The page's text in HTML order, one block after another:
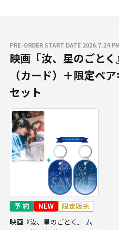
PRE-ORDER START DATE 2026.7.24
映画『汝、星のごと
（カード）＋限定ペ
セット
映画『汝、星のごとく』 ム